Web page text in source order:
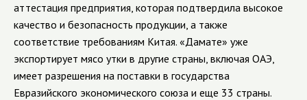
аттестация предприятия, которая подтвердила высокое
качество и безопасность продукции, а также
соответствие требованиям Китая. «Дамате» уже
экспортирует мясо утки в другие страны, включая ОАЭ,
имеет разрешения на поставки в государства
Евразийского экономического союза и еще 33 страны.